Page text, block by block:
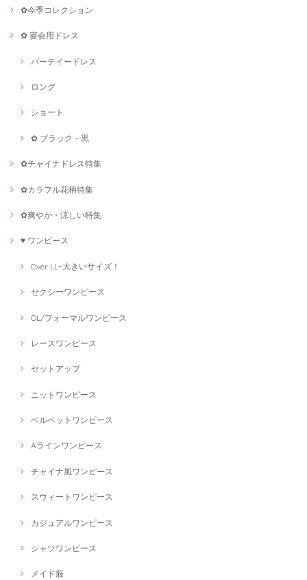
✿今季コレクション
✿ 宴会用ドレス
パーテイードレス
ロング
ショート
✿ ブラック・黒
✿チャイナドレス特集
✿カラフル花柄特集
✿爽やか・涼しい特集
♥ ワンピース
Over LL~大きいサイズ！
セクシーワンピース
OL/フォーマルワンピース
レースワンピース
セットアップ
ニットワンピース
ベルベットワンピース
Aラインワンピース
チャイナ風ワンピース
スウィートワンピース
カジュアルワンピース
シャツワンピース
メイド服